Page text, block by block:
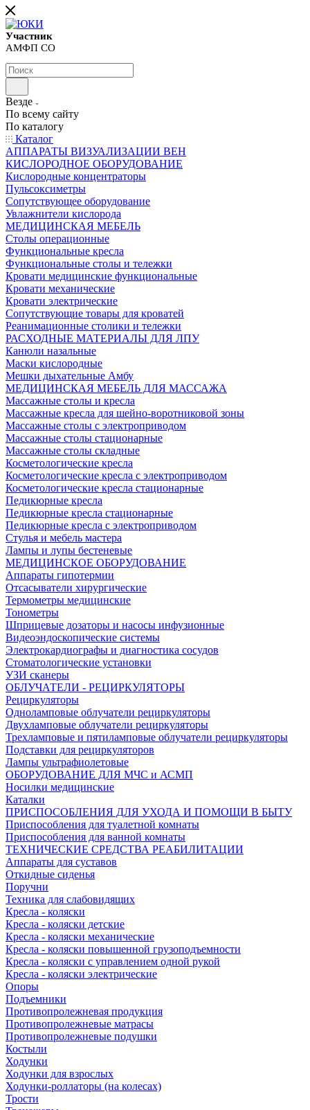
Участник
АМФП СО
Везде
По всему сайту
По каталогу
Каталог
АППАРАТЫ ВИЗУАЛИЗАЦИИ ВЕН
КИСЛОРОДНОЕ ОБОРУДОВАНИЕ
Кислородные концентраторы
Пульсоксиметры
Сопутствующее оборудование
Увлажнители кислорода
МЕДИЦИНСКАЯ МЕБЕЛЬ
Столы операционные
Функциональные кресла
Функциональные столы и тележки
Кровати медицинские функциональные
Кровати механические
Кровати электрические
Сопутствующие товары для кроватей
Реанимационные столики и тележки
РАСХОДНЫЕ МАТЕРИАЛЫ ДЛЯ ЛПУ
Канюли назальные
Маски кислородные
Мешки дыхательные Амбу
МЕДИЦИНСКАЯ МЕБЕЛЬ ДЛЯ МАССАЖА
Массажные столы и кресла
Массажные кресла для шейно-воротниковой зоны
Массажные столы с электроприводом
Массажные столы стационарные
Массажные столы складные
Косметологические кресла
Косметологические кресла с электроприводом
Косметологические кресла стационарные
Педикюрные кресла
Педикюрные кресла стационарные
Педикюрные кресла с электроприводом
Стулья и мебель мастера
Лампы и лупы бестеневые
МЕДИЦИНСКОЕ ОБОРУДОВАНИЕ
Аппараты гипотермии
Отсасыватели хирургические
Термометры медицинские
Тонометры
Шприцевые дозаторы и насосы инфузионные
Видеоэндоскопические системы
Электрокардиографы и диагностика сосудов
Стоматологические установки
УЗИ сканеры
ОБЛУЧАТЕЛИ - РЕЦИРКУЛЯТОРЫ
Рециркуляторы
Одноламповые облучатели рециркуляторы
Двухламповые облучатели рециркуляторы
Трехламповые и пятиламповые облучатели рециркуляторы
Подставки для рециркуляторов
Лампы ультрафиолетовые
ОБОРУДОВАНИЕ ДЛЯ МЧС и АСМП
Носилки медицинские
Каталки
ПРИСПОСОБЛЕНИЯ ДЛЯ УХОДА И ПОМОЩИ В БЫТУ
Приспособления для туалетной комнаты
Приспособления для ванной комнаты
ТЕХНИЧЕСКИЕ СРЕДСТВА РЕАБИЛИТАЦИИ
Аппараты для суставов
Откидные сиденья
Поручни
Техника для слабовидящих
Кресла - коляски
Кресла - коляски детские
Кресла - коляски механические
Кресла - коляски повышенной грузоподъемности
Кресла - коляски с управлением одной рукой
Кресла - коляски электрические
Опоры
Подъемники
Противопролежневая продукция
Противопролежневые матрасы
Противопролежневые подушки
Костыли
Ходунки
Ходунки для взрослых
Ходунки-роллаторы (на колесах)
Трости